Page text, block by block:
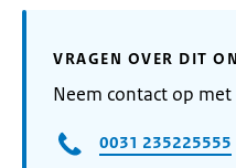
VRAGEN OVER DIT
Neem contact op
0031 235225555